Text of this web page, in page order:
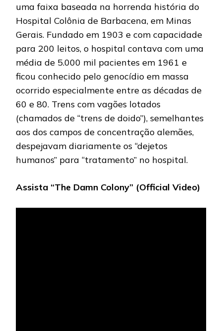
uma faixa baseada na horrenda história do
Hospital Colônia de Barbacena, em Minas
Gerais. Fundado em 1903 e com capacidade
para 200 leitos, o hospital contava com uma
média de 5.000 mil pacientes em 1961 e
ficou conhecido pelo genocídio em massa
ocorrido especialmente entre as décadas de
60 e 80. Trens com vagões lotados
(chamados de “trens de doido”), semelhantes
aos dos campos de concentração alemães,
despejavam diariamente os “dejetos
humanos” para “tratamento” no hospital.
Assista “The Damn Colony” (Official Video)